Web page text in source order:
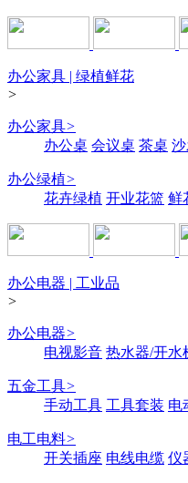
办公家具 | 绿植鲜花
>
办公家具>
办公桌 会议桌 茶桌
办公绿植>
花卉绿植 开业花篮 鲜
办公电器 | 工业品
>
办公电器>
电视影音 热水器/开水
五金工具>
手动工具 工具套装 电
电工电料>
开关插座 电线电缆 仪